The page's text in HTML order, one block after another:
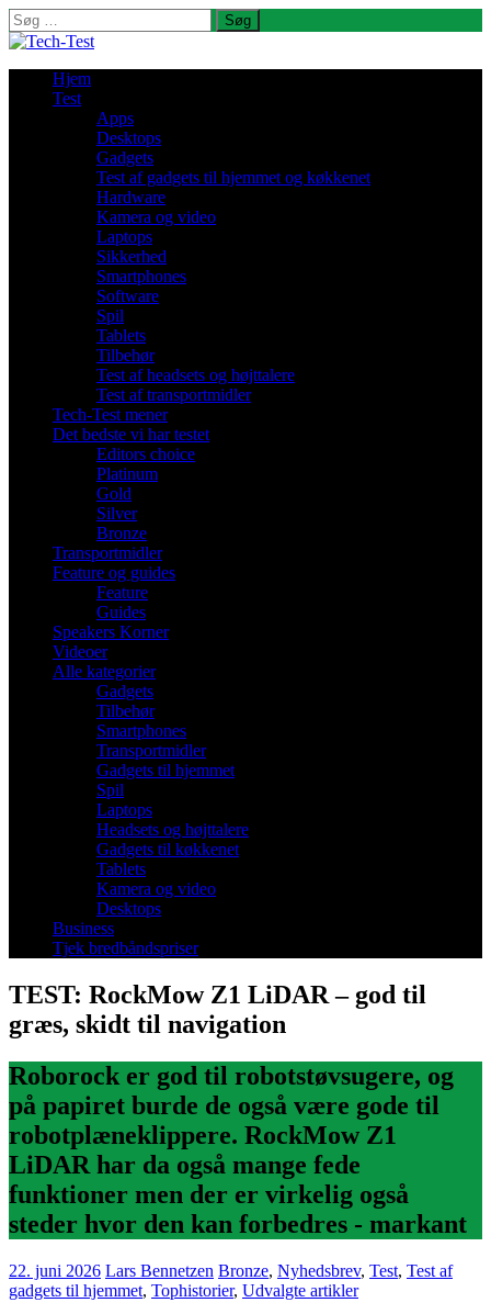
Søg
efter:
Hjem
Test
Apps
Desktops
Gadgets
Test af gadgets til hjemmet og køkkenet
Hardware
Kamera og video
Laptops
Sikkerhed
Smartphones
Software
Spil
Tablets
Tilbehør
Test af headsets og højttalere
Test af transportmidler
Tech-Test mener
Det bedste vi har testet
Editors choice
Platinum
Gold
Silver
Bronze
Transportmidler
Feature og guides
Feature
Guides
Speakers Korner
Videoer
Alle kategorier
Gadgets
Tilbehør
Smartphones
Transportmidler
Gadgets til hjemmet
Spil
Laptops
Headsets og højttalere
Gadgets til køkkenet
Tablets
Kamera og video
Desktops
Business
Tjek bredbåndspriser
TEST: RockMow Z1 LiDAR – god til
græs, skidt til navigation
Roborock er god til robotstøvsugere, og
på papiret burde de også være gode til
robotplæneklippere. RockMow Z1
LiDAR har da også mange fede
funktioner men der er virkelig også
steder hvor den kan forbedres - markant
22. juni 2026 Lars Bennetzen Bronze, Nyhedsbrev, Test, Test af
gadgets til hjemmet, Tophistorier, Udvalgte artikler